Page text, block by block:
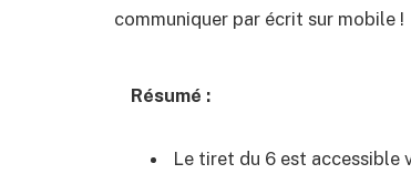
communiquer par écrit sur mobile !
Résumé :
Le tiret du 6 est accessible